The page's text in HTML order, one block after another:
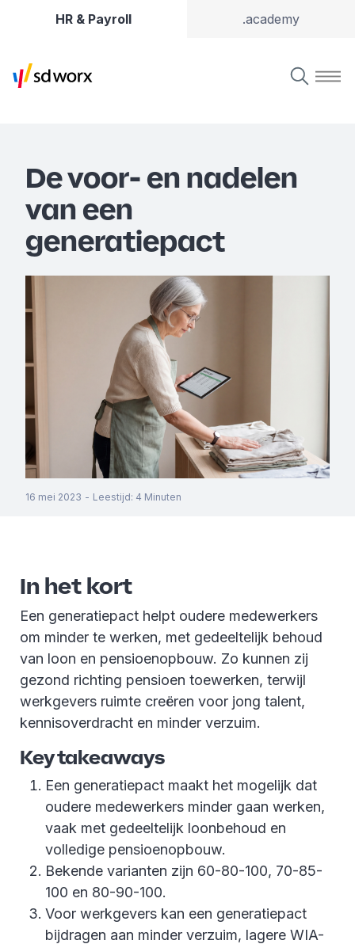
HR & Payroll .academy
De voor- en nadelen
van een
generatiepact
16 mei 2023 - Leestijd: 4 Minuten
In het kort
Een generatiepact helpt oudere medewerkers
om minder te werken, met gedeeltelijk behoud
van loon en pensioenopbouw. Zo kunnen zij
gezond richting pensioen toewerken, terwijl
werkgevers ruimte creëren voor jong talent,
kennisoverdracht en minder verzuim.
Key takeaways
Een generatiepact maakt het mogelijk dat
oudere medewerkers minder gaan werken,
vaak met gedeeltelijk loonbehoud en
volledige pensioenopbouw.
Bekende varianten zijn 60-80-100, 70-85-
100 en 80-90-100.
Voor werkgevers kan een generatiepact
bijdragen aan minder verzuim, lagere WIA-